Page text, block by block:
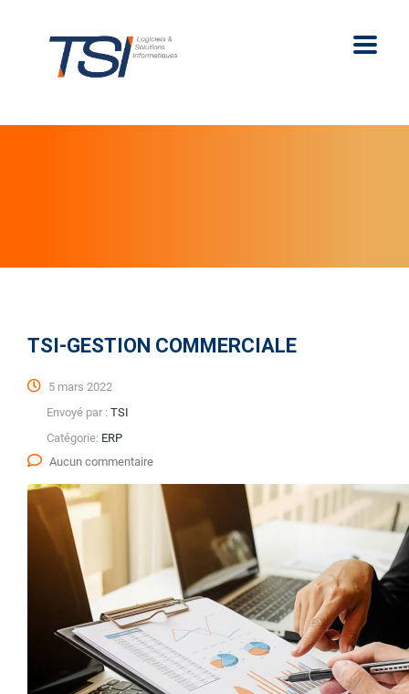
TSI-GESTION COMMERCIALE
5 mars 2022
Envoyé par : TSI
Catégorie: ERP
Aucun commentaire